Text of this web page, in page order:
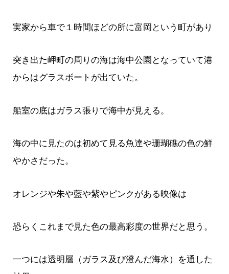
実家から車で１時間ほどの所に富岡という町があり
突き出た岬町の周りの海は海中公園となっていて港
からはグラスボートが出ていた。
船室の底はガラス張りで海中が見える。
海の中に見たのは初めて見る魚達や珊瑚礁の色の鮮
やかさだった。
オレンジや朱や藍や紫やピンクがある映像は
恐らくこれまで見た色の最高彩度の世界だと思う。
一つには透明層（ガラス及び澄んだ海水）を通した